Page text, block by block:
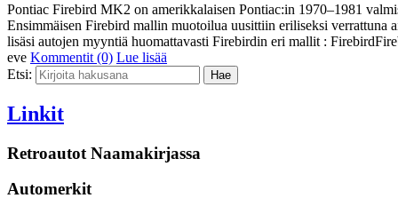
Pontiac Firebird MK2 on amerikkalaisen Pontiac:in 1970–1981
Ensimmäisen Firebird mallin muotoilua uusittiin eriliseksi
lisäsi autojen myyntiä huomattavasti Firebirdin eri mallit :
eve Kommentit (0) Lue lisää
Etsi:
Linkit
Retroautot Naamakirjassa
Automerkit